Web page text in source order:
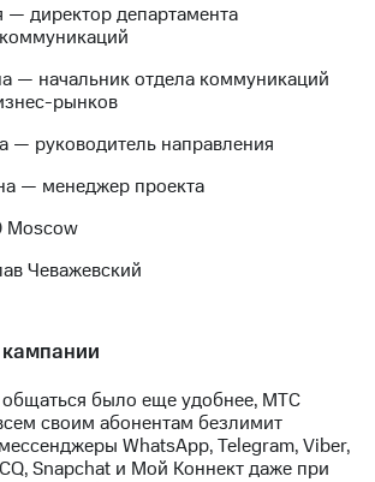
директор департамента
— начальник отдела коммуникаций
рынков
— руководитель направления
— менеджер проекта
Moscow
Чеважевский
общаться было еще удобнее, МТС
своим абонентам безлимит
WhatsApp, Telegram, Viber,
Snapchat и Мой Коннект даже при